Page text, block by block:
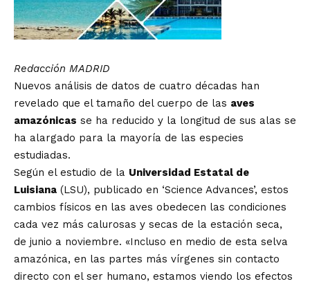
Redacción MADRID
Nuevos análisis de datos de cuatro décadas han
revelado que el tamaño del cuerpo de las aves
amazónicas se ha reducido y la longitud de sus alas se
ha alargado para la mayoría de las especies
estudiadas.
Según el estudio de la Universidad Estatal de
Luisiana (LSU), publicado en ‘Science Advances’, estos
cambios físicos en las aves obedecen las condiciones
cada vez más calurosas y secas de la estación seca,
de junio a noviembre. «Incluso en medio de esta selva
amazónica, en las partes más vírgenes sin contacto
directo con el ser humano, estamos viendo los efectos